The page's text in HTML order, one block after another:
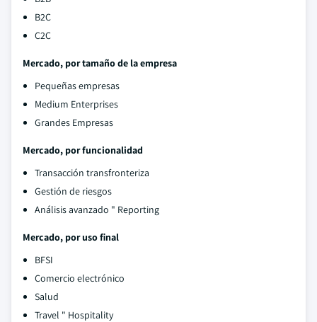
B2C
C2C
Mercado, por tamaño de la empresa
Pequeñas empresas
Medium Enterprises
Grandes Empresas
Mercado, por funcionalidad
Transacción transfronteriza
Gestión de riesgos
Análisis avanzado " Reporting
Mercado, por uso final
BFSI
Comercio electrónico
Salud
Travel " Hospitality